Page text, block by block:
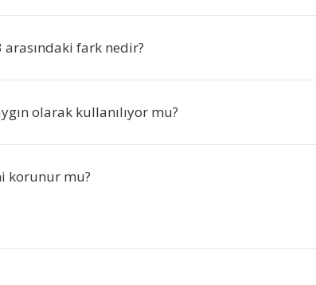
arasındaki fark nedir?
olarak kullanılıyor mu?
korunur mu?